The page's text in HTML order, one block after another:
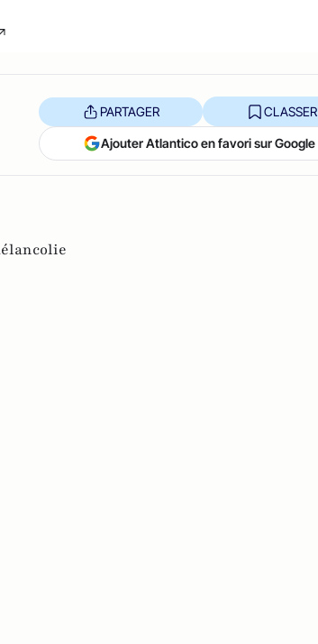
PARTAGER CLASSER
Ajouter Atlantico en favori sur Google